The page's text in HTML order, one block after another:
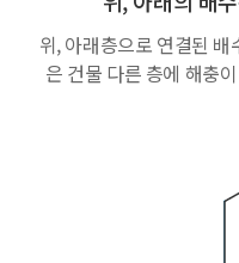
위, 아래층으로 연결된 배
은 건물 다른 층에 해충